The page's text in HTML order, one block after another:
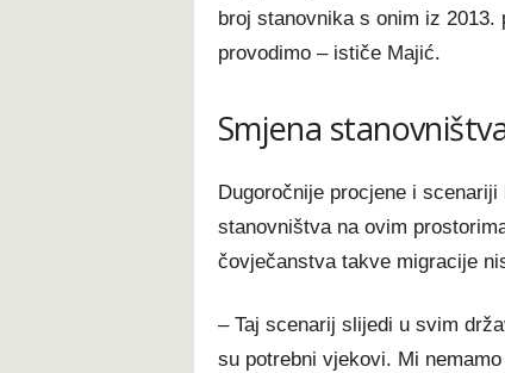
broj stanovnika s onim iz
provodimo – ističe Majić.
Smjena
Dugoročnije procjene i
stanovništva na ovim
čovječanstva takve migracije
– Taj scenarij slijedi u svim
su potrebni vjekovi. Mi